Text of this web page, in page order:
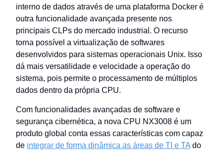
interno de dados através de uma plataforma Docker é
outra funcionalidade avançada presente nos
principais CLPs do mercado industrial. O recurso
torna possível a virtualização de softwares
desenvolvidos para sistemas operacionais Unix. Isso
dá mais versatilidade e velocidade a operação do
sistema, pois permite o processamento de múltiplos
dados dentro da própria CPU.
Com funcionalidades avançadas de software e
segurança cibernética, a nova CPU NX3008 é um
produto global conta essas características com capaz
de integrar de forma dinâmica as áreas de TI e TA do